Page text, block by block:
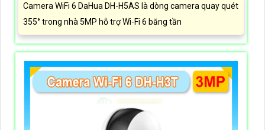
Camera WiFi 6 DaHua DH-H5AS là dòng camera quay quét
355° trong nhà 5MP hỗ trợ Wi-Fi 6 băng tần